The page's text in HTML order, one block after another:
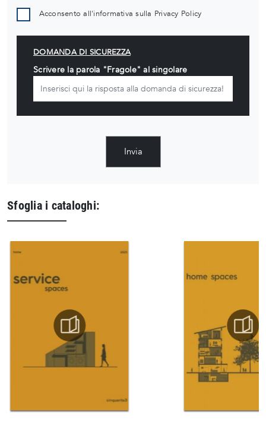
Acconsento all'informativa sulla Privacy Policy
DOMANDA DI SICUREZZA
Scrivere la parola "Fragole" al singolare
Invia
Sfoglia i cataloghi: